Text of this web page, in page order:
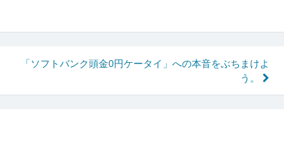
「ソフトバンク頭金0円ケータイ」への本音をぶちまけよ
う。